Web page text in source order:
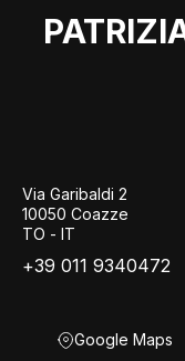
Via Garibaldi 2
10050 Coazze
TO - IT
+39 011 9340472
Google Maps